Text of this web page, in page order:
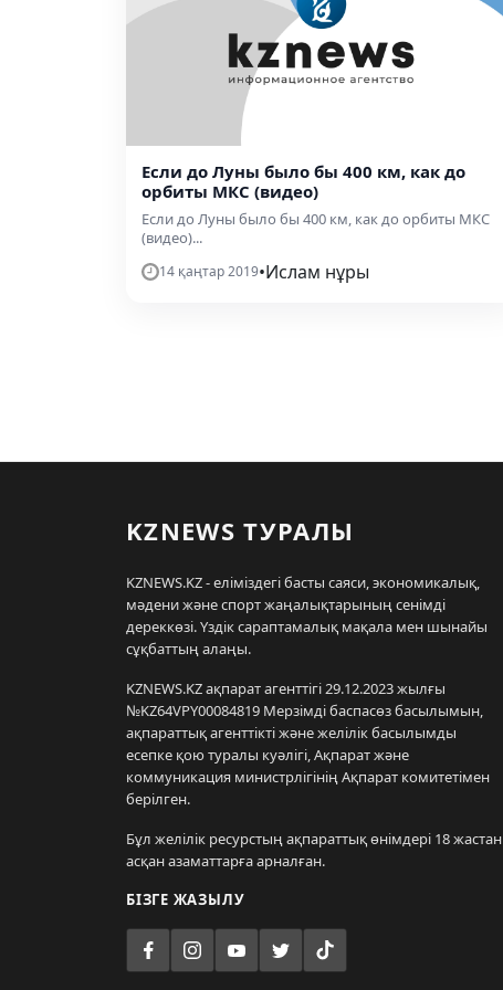
Если до Луны было бы 400 км, как до
орбиты МКС (видео)
Если до Луны было бы 400 км, как до орбиты МКС
(видео)...
14 қаңтар 2019•Ислам нұры
KZNEWS ТУРАЛЫ
KZNEWS.KZ - еліміздегі басты саяси, экономикалық,
мәдени және спорт жаңалықтарының сенімді
дереккөзі. Үздік сараптамалық мақала мен шынайы
сұқбаттың алаңы.
KZNEWS.KZ ақпарат агенттігі 29.12.2023 жылғы
№KZ64VPY00084819 Мерзімді баспасөз басылымын,
ақпараттық агенттікті және желілік басылымды
есепке қою туралы куәлігі, Ақпарат және
коммуникация министрлігінің Ақпарат комитетімен
берілген.
Бұл желілік ресурстың ақпараттық өнімдері 18 жастан
асқан азаматтарға арналған.
БІЗГЕ ЖАЗЫЛУ